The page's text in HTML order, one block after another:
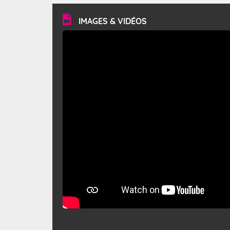
vitesse moyenne de 50 km/h et atteindre 80 à 100 km/h
en rafales, parfois davantage. Il parcourt la basse vallée
du Rhône et la Provence et envahit le littoral
méditerranéen à partir de la Camargue.
IMAGES & VIDÉOS